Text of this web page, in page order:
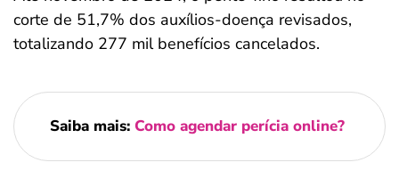
corte de 51,7% dos auxílios-doença revisados,
totalizando 277 mil benefícios cancelados.
Saiba mais: Como agendar perícia online?